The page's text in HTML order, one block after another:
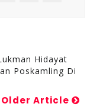
Hidayat
Poskamling Di
Older Article